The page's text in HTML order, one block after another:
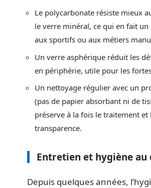
Le polycarbonate résiste mieux
le verre minéral, ce qui en fait un
aux sportifs ou aux métiers
Un verre asphérique réduit les
en périphérie, utile pour les
Un nettoyage régulier avec un
(pas de papier absorbant ni de
préserve à la fois le traitement et
transparence.
Entretien et hygiène
Depuis quelques années,